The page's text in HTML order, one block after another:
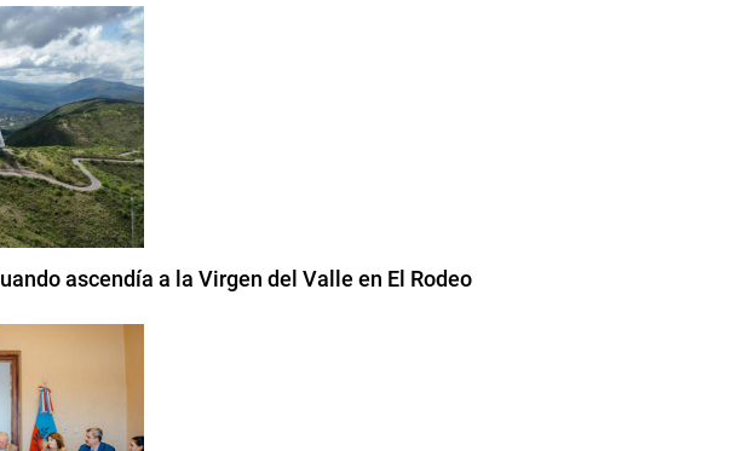
ascendía a la Virgen del Valle en El Rodeo